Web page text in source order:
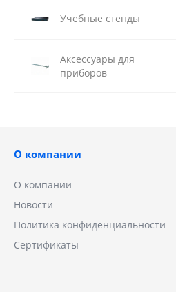
Учебные стенды
Аксессуары для
приборов
О компании
О компании
Новости
Политика конфиденциальности
Сертификаты